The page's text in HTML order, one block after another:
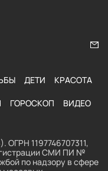
ДЕТИ КРАСОТА
ГОРОСКОП ВИДЕО
1197746707311,
СМИ ПИ №
по надзору в сфере